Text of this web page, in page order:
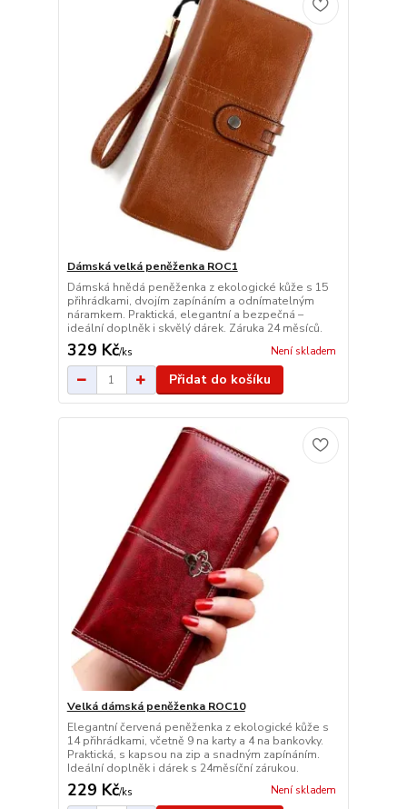
Dámská velká peněženka ROC1
Dámská hnědá peněženka z ekologické kůže s 15
přihrádkami, dvojím zapínáním a odnímatelným
náramkem. Praktická, elegantní a bezpečná –
ideální doplněk i skvělý dárek. Záruka 24 měsíců.
329 Kč/ks Není skladem
Přidat do košíku
Velká dámská peněženka ROC10
Elegantní červená peněženka z ekologické kůže s
14 přihrádkami, včetně 9 na karty a 4 na bankovky.
Praktická, s kapsou na zip a snadným zapínáním.
Ideální doplněk i dárek s 24měsíční zárukou.
229 Kč/ks Není skladem